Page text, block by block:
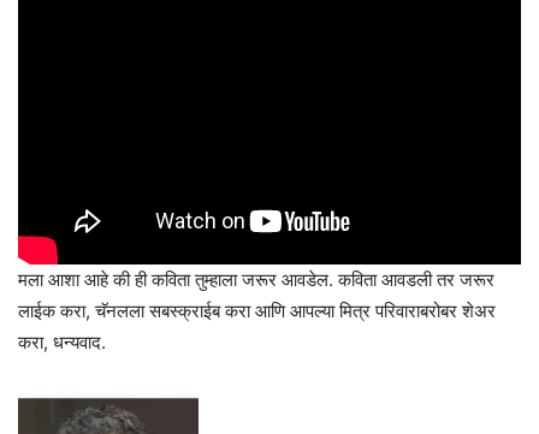
मला आशा आहे की ही कविता तुम्हाला जरूर आवडेल. कविता आवडली तर जरूर
लाईक करा, चॅनलला सबस्क्राईब करा आणि आपल्या मित्र परिवाराबरोबर शेअर
करा, धन्यवाद.